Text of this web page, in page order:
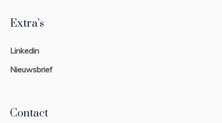
Extra’s
Linkedin
Nieuwsbrief
Contact